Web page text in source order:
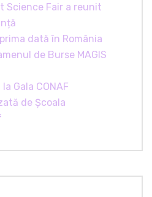
Science Fair a reunit
dată în România
de Burse MAGIS
Gala CONAF
de Școala